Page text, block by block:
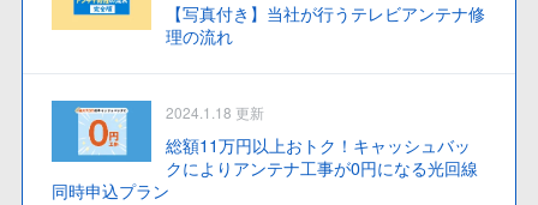
【写真付き】当社が行うテレビアンテナ修
理の流れ
2024.1.18 更新
総額11万円以上おトク！キャッシュバッ
クによりアンテナ工事が0円になる光回線
同時申込プラン